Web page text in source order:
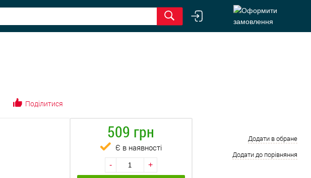
Поділитися
509 грн
Є в наявності
- +
Додати в обране
Додати до порівняння